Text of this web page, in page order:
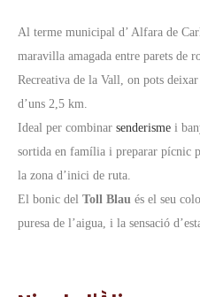
Al terme municipal d’ Alfara de
maravilla amagada entre parets de
Recreativa de la Vall, on pots
d’uns 2,5 km.
Ideal per combinar senderisme i
sortida en família i preparar pícnic
la zona d’inici de ruta.
El bonic del Toll Blau és el seu
puresa de l’aigua, i la sensació